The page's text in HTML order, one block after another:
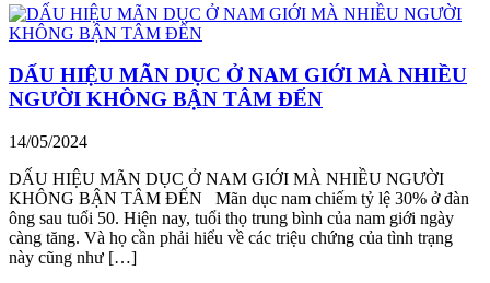
DẤU HIỆU MÃN DỤC Ở NAM GIỚI MÀ NHIỀU
NGƯỜI KHÔNG BẬN TÂM ĐẾN
14/05/2024
DẤU HIỆU MÃN DỤC Ở NAM GIỚI MÀ NHIỀU NGƯỜI
KHÔNG BẬN TÂM ĐẾN Mãn dục nam chiếm tỷ lệ 30% ở đàn
ông sau tuổi 50. Hiện nay, tuổi thọ trung bình của nam giới ngày
càng tăng. Và họ cần phải hiểu về các triệu chứng của tình trạng
này cũng như […]